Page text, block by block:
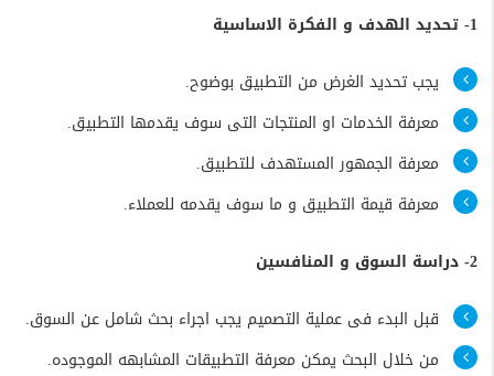
1- تحديد الهدف و الفكرة الاساسية
يجب تحديد الغرض من التطبيق بوضوح.
معرفة الخدمات او المنتجات التى سوف يقدمها التطبيق.
معرفة الجمهور المستهدف للتطبيق.
معرفة قيمة التطبيق و ما سوف يقدمه للعملاء.
2- دراسة السوق و المنافسين
قبل البدء فى عملية التصميم يجب اجراء بحث شامل عن السوق.
من خلال البحث يمكن معرفة التطبيقات المشابهه الموجوده.